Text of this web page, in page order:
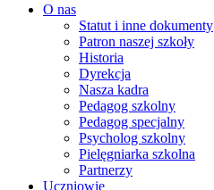
O nas
Statut i inne dokumenty
Patron naszej szkoły
Historia
Dyrekcja
Nasza kadra
Pedagog szkolny
Pedagog specjalny
Psycholog szkolny
Pielęgniarka szkolna
Partnerzy
Uczniowie